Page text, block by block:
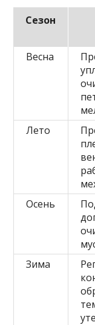
Сезон
Весна
Лето
Осень
Зима